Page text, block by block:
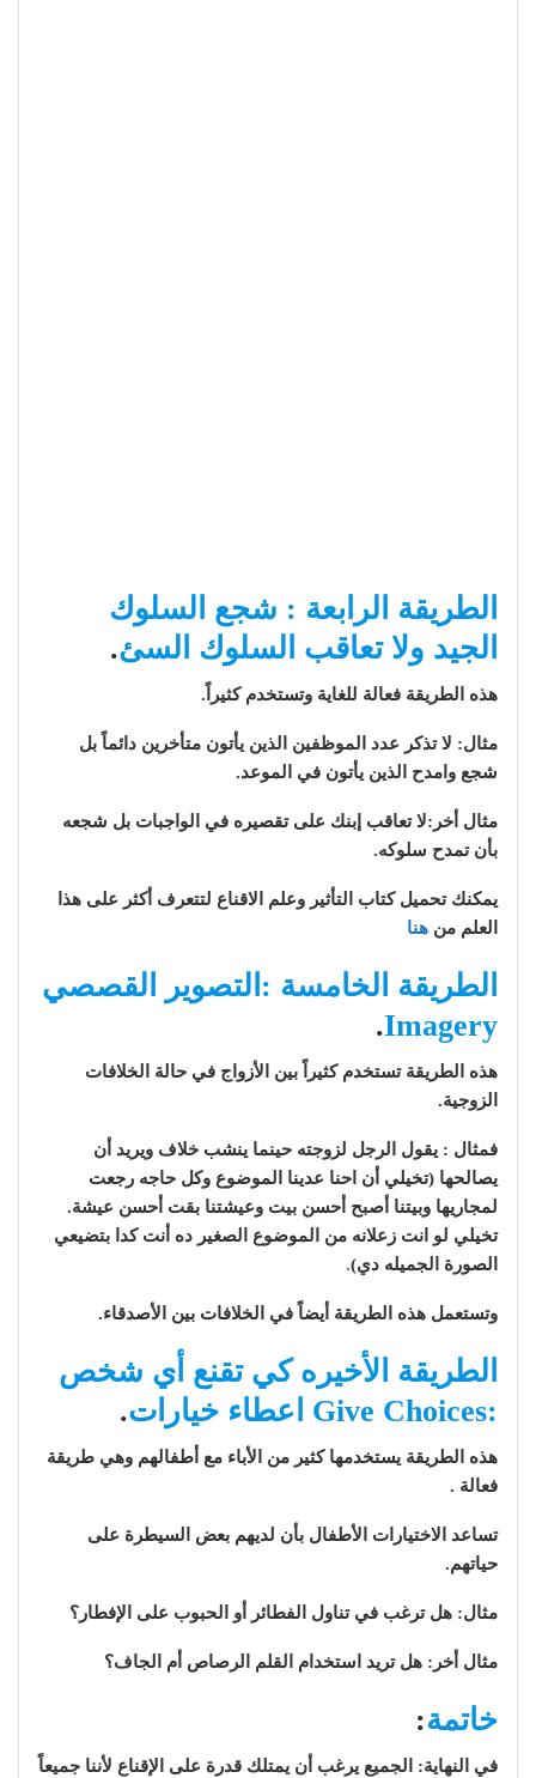
الطريقة الرابعة : شجع السلوك
الجيد ولا تعاقب السلوك السئ.
هذه الطريقة فعالة للغاية وتستخدم كثيراً.
مثال: لا تذكر عدد الموظفين الذين يأتون متأخرين دائماً بل
شجع وامدح الذين يأتون في الموعد.
مثال أخر:لا تعاقب إبنك على تقصيره في الواجبات بل شجعه
بأن تمدح سلوكه.
يمكنك تحميل كتاب التأثير وعلم الاقناع لتتعرف أكثر على هذا
العلم من هنا
الطريقة الخامسة :التصوير القصصي
Imagery
.
هذه الطريقة تستخدم كثيراً بين الأزواج في حالة الخلافات
الزوجية.
فمثال : يقول الرجل لزوجته حينما ينشب خلاف ويريد أن
يصالحها (تخيلي أن احنا عدينا الموضوع وكل حاجه رجعت
لمجاريها وبيتنا أصبح أحسن بيت وعيشتنا بقت أحسن عيشة.
تخيلي لو انت زعلانه من الموضوع الصغير ده أنت كدا بتضيعي
الصورة الجميله دي).
وتستعمل هذه الطريقة أيضاً في الخلافات بين الأصدقاء.
الطريقة الأخيره كي تقنع أي شخص
:Give Choices اعطاء خيارات
.
هذه الطريقة يستخدمها كثير من الأباء مع أطفالهم وهي طريقة
فعالة .
تساعد الاختيارات الأطفال بأن لديهم بعض السيطرة على
حياتهم.
مثال: هل ترغب في تناول الفطائر أو الحبوب على الإفطار؟
مثال أخر: هل تريد استخدام القلم الرصاص أم الجاف؟
خاتمة:
في النهاية: الجميع يرغب أن يمتلك قدرة على الإقناع لأننا جميعاً